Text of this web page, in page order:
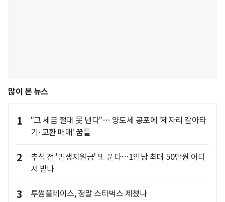
많이 본 뉴스
1
"그 세금 절대 못 낸다"… 양도세 공포에 '제자리 갈아타
기·교환 매매' 꿈틀
2
추석 전 '민생지원금' 또 푼다…1인당 최대 50만원 어디
서 받나
3 투썸플레이스, 정말 스타벅스 제쳤나